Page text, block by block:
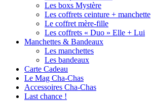
Les boxs Mystère
Les coffrets ceinture + manchette
Le coffret mère-fille
Les coffrets « Duo » Elle + Lui
Manchettes & Bandeaux
Les manchettes
Les bandeaux
Carte Cadeau
Le Mag Cha-Chas
Accessoires Cha-Chas
Last chance !